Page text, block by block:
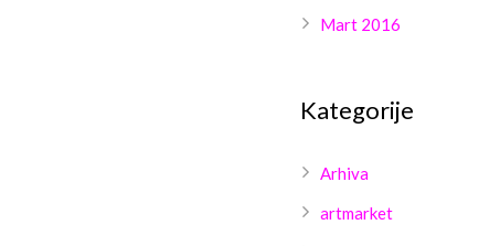
Mart 2016
Kategorije
Arhiva
artmarket